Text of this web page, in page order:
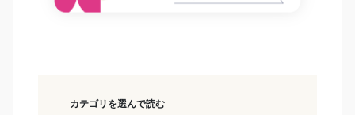
カテゴリを選んで読む